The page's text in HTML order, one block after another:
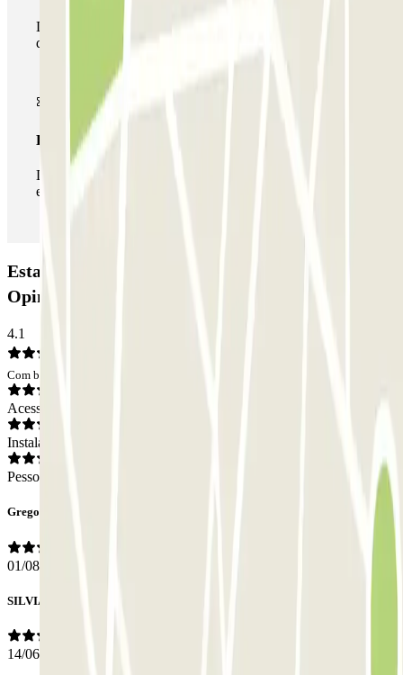
Durante a sua estadia, pode utilizar toda a rede de parques
de estacionamento deste operador disponível em Parclick.
Passe ilimitado
Durante a sua estadia, pode entrar e sair do parque de
estacionamento as vezes que quiser.
Estacionamento APK2 Seis de Agosto Jovellanos:
Opiniões
4.1
Com base em 34 opiniões
Acesso
Instalações
Pessoal
Gregorio
01/08/2026
SILVIA
14/06/2026